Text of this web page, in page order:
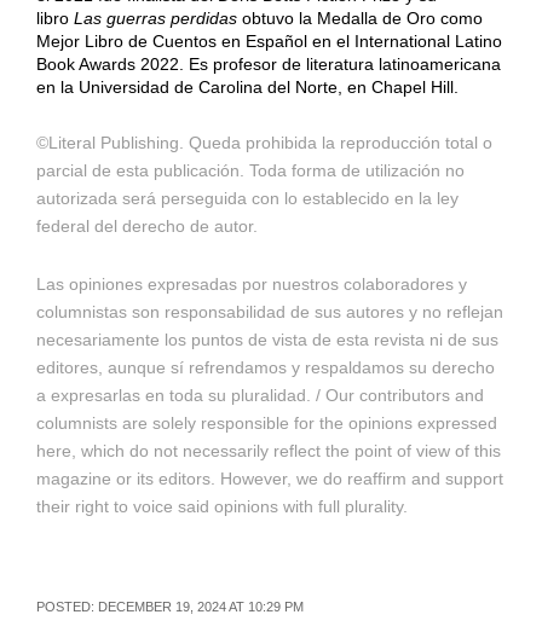
libro Las guerras perdidasobtuvo la Medalla de Oro como
Mejor Libro de Cuentos en Español en el International Latino
Book Awards 2022. Es profesor de literatura latinoamericana
en la Universidad de Carolina del Norte, en Chapel Hill.
©Literal Publishing. Queda prohibida la reproducción total o
parcial de esta publicación. Toda forma de utilización no
autorizada será perseguida con lo establecido en la ley
federal del derecho de autor.
Las opiniones expresadas por nuestros colaboradores y
columnistas son responsabilidad de sus autores y no reflejan
necesariamente los puntos de vista de esta revista ni de sus
editores, aunque sí refrendamos y respaldamos su derecho
a expresarlas en toda su pluralidad. / Our contributors and
columnists are solely responsible for the opinions expressed
here, which do not necessarily reflect the point of view of this
magazine or its editors. However, we do reaffirm and support
their right to voice said opinions with full plurality.
POSTED: DECEMBER 19, 2024 AT 10:29 PM